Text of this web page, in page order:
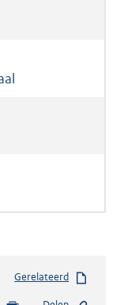
Gerelateerd